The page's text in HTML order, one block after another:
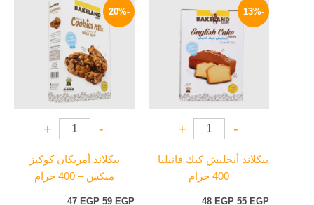
-13%
-
+
بيكلاند أنجليش كيك فانيليا –
400 جرام
55EGP
هو:
55 EGP.
48 EGP
هو:
48 EGP.
-20%
-
+
بيكلاند أمريكان كوكيز
ميكس – 400 جرام
59EGP
الأصلي
هو:
59 EGP.
47 EGP
الحالي
هو:
47 EGP.